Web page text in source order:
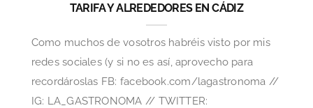
TARIFA Y ALREDEDORES EN CÁDIZ
Como muchos de vosotros habréis visto por mis
redes sociales (y si no es así, aprovecho para
recordároslas FB: facebook.com/lagastronoma //
IG: LA_GASTRONOMA // TWITTER: